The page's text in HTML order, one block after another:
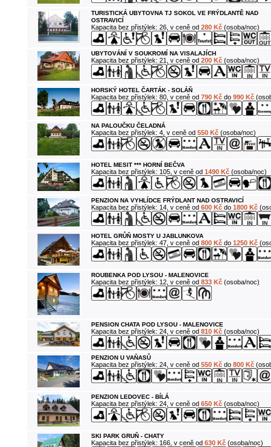
TURISTICKÁ UBYTOVNA TJ SOKOL VE FRÝDLANTĚ NAD
OSTRAVICÍ
Kapacita bez přistýlek: 26, v ceně od 280 Kč(osoba/noc)
UBYTOVÁNÍ V SOUKROMÍ NA VISALAJÍCH
Kapacita bez přistýlek: 21, v ceně od 200 Kč(osoba/noc)
HORSKÝ HOTEL ČARTÁK - SOLÁŇ
Kapacita bez přistýlek: 80, v ceně od 790 Kčdo 990 Kč
NA PALOUČKU ČELADNÁ
Kapacita bez přistýlek: 4, v ceně od 550 Kč(osoba/noc)
HOTEL MESIT *** HORNÍ BEČVA
Kapacita bez přistýlek: 105, v ceně od 1490 Kč(osoba/noc)
PENZION NA VYHLÍDCE FRÝDLANT NAD OSTRAVICÍ
Kapacita bez přistýlek: 14, v ceně od 600 Kčdo 1800 Kč
HOTEL GRŮŇ MOSTY U JABLUNKOVA
Kapacita bez přistýlek: 47, v ceně od 800 Kčdo 1250 Kč
ROUBENKA POD LYSOU - MALENOVICE
Kapacita bez přistýlek: 12, v ceně od 833 Kč(osoba/noc)
PENSION CHATA POD LYSOU - MALENOVICE
Kapacita bez přistýlek: 24, v ceně od 810 Kč(osoba/noc)
PENZION U VAŇASŮ
Kapacita bez přistýlek: 24, v ceně od 550 Kčdo 800 Kč
PENZION LEDOVEC - BÍLÁ
Kapacita bez přistýlek: 24, v ceně od 650 Kč(osoba/noc)
SKI PARK GRUŇ - CHATY
Kapacita bez přistýlek: 166, v ceně od 630 Kč(osoba/noc)